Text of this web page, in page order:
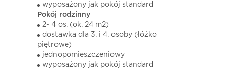
wyposażony jak pokój standard
Pokój rodzinny
2- 4 os. (ok. 24 m2)
dostawka dla 3. i 4. osoby (łóżko
piętrowe)
jednopomieszczeniowy
wyposażony jak pokój standard